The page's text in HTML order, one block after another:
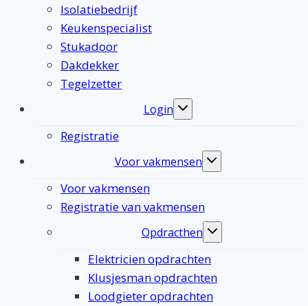
Isolatiebedrijf
Keukenspecialist
Stukadoor
Dakdekker
Tegelzetter
Login
Toggle
Registratie
Voor vakmensen
Toggle
Voor vakmensen
Registratie van vakmensen
Opdracthen
Toggle
Elektricien opdrachten
Klusjesman opdrachten
Loodgieter opdrachten